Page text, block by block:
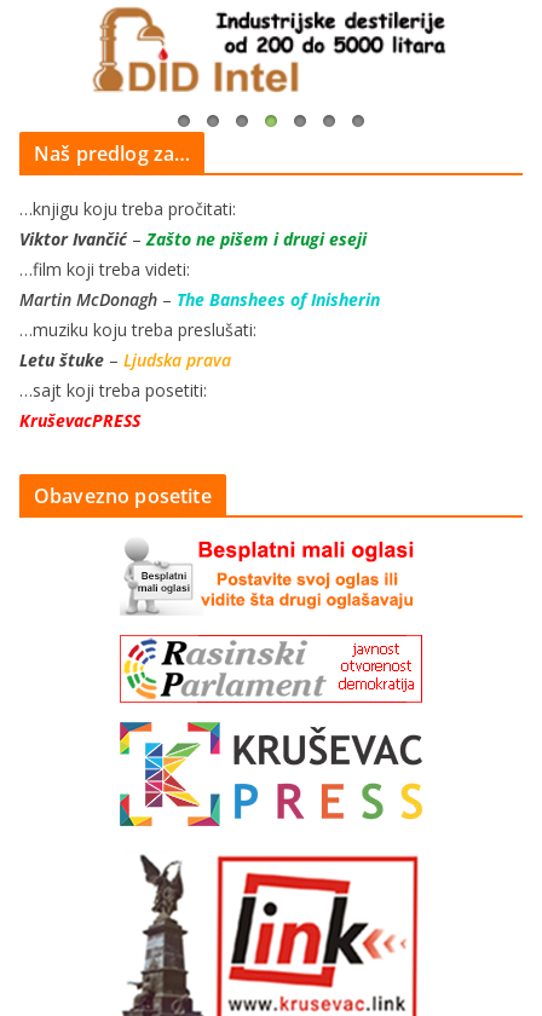
Naš predlog za…
…knjigu koju treba pročitati:
Viktor Ivančić–Zašto ne pišem i drugi eseji
…film koji treba videti:
Martin McDonagh – The Banshees of Inisherin
…muziku koju treba preslušati:
Letu štuke – Ljudska prava
…sajt koji treba posetiti:
KruševacPRESS
Obavezno posetite